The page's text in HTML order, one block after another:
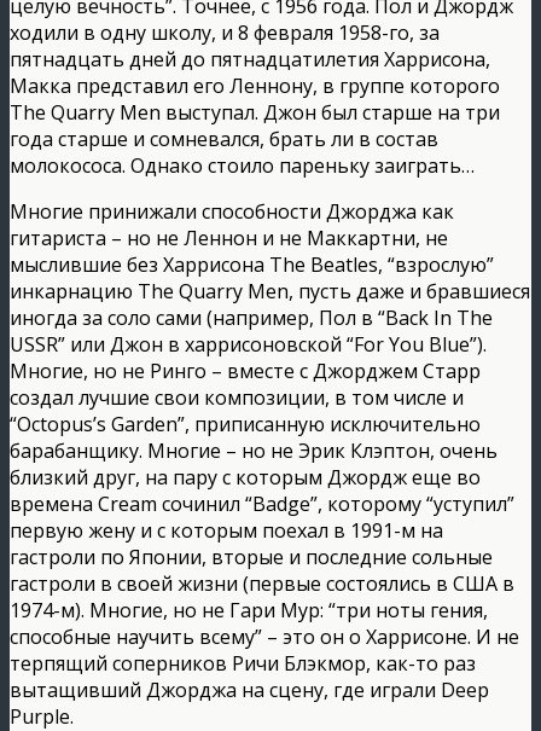
целую вечность”. Точнее, с 1956 года. Пол и Джордж
ходили в одну школу, и 8 февраля 1958-го, за
пятнадцать дней до пятнадцатилетия Харрисона,
Макка представил его Леннону, в группе которого
The Quarry Men выступал. Джон был старше на три
года старше и сомневался, брать ли в состав
молокососа. Однако стоило пареньку заиграть…
Многие принижали способности Джорджа как
гитариста – но не Леннон и не Маккартни, не
мыслившие без Харрисона The Beatles, “взрослую”
инкарнацию The Quarry Men, пусть даже и бравшиеся
иногда за соло сами (например, Пол в “Back In The
USSR” или Джон в харрисоновской “For You Blue”).
Многие, но не Ринго – вместе с Джорджем Старр
создал лучшие свои композиции, в том числе и
“Octopus’s Garden”, приписанную исключительно
барабанщику. Многие – но не Эрик Клэптон, очень
близкий друг, на пару с которым Джордж еще во
времена Cream сочинил “Badge”, которому “уступил”
первую жену и с которым поехал в 1991-м на
гастроли по Японии, вторые и последние сольные
гастроли в своей жизни (первые состоялись в США в
1974-м). Многие, но не Гари Мур: “три ноты гения,
способные научить всему” – это он о Харрисоне. И не
терпящий соперников Ричи Блэкмор, как-то раз
вытащивший Джорджа на сцену, где играли Deep
Purple.